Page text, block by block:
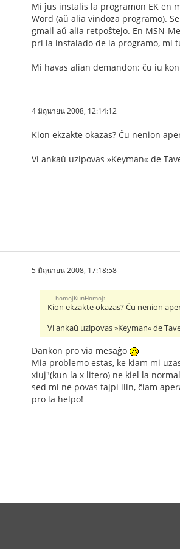
Mi ĵus instalis la programon EK en
Word (aŭ alia vindoza programo).
gmail aŭ alia retpoŝtejo. En MSN-
pri la instalado de la programo, mi
Mi havas alian demandon: ĉu iu
4 มิถุนายน 2008, 12:14:12
Kion ekzakte okazas? Ĉu nenion
Vi ankaŭ uzipovas »Keyman« de
5 มิถุนายน 2008, 17:18:58
homojKunHomoj:
Kion ekzakte okazas? Ĉu nenion
Vi ankaŭ uzipovas »Keyman« de
Dankon pro via mesaĝo
Mia problemo estas, ke kiam mi
xiuj"(kun la x litero) ne kiel la
sed mi ne povas tajpi ilin, ĉiam
pro la helpo!